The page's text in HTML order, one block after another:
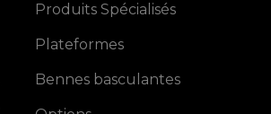
Produits Spécialisés
Plateformes
Bennes basculantes